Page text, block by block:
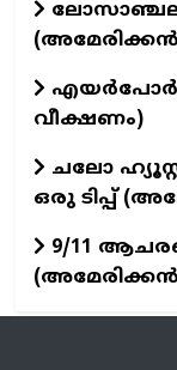
വീക്ഷണം)
ചലോ
ഒരു ടിപ്പ്
9/11